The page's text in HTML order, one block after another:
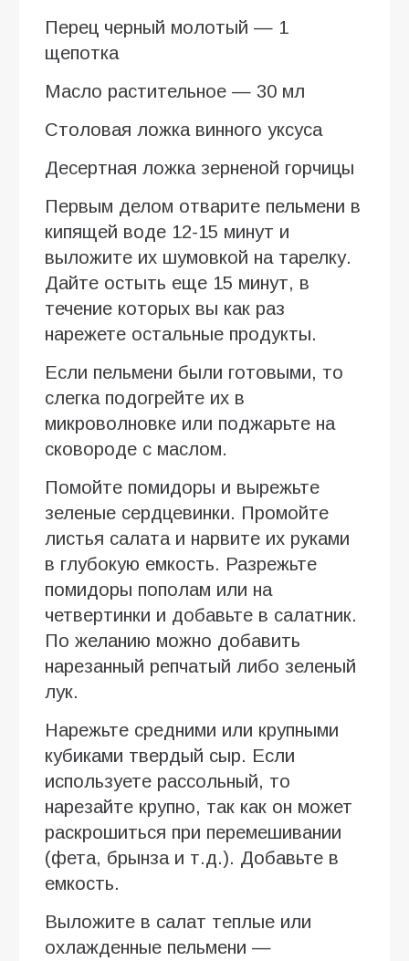
Перец черный молотый — 1
щепотка
Масло растительное — 30 мл
Столовая ложка винного уксуса
Десертная ложка зерненой горчицы
Первым делом отварите пельмени в
кипящей воде 12-15 минут и
выложите их шумовкой на тарелку.
Дайте остыть еще 15 минут, в
течение которых вы как раз
нарежете остальные продукты.
Если пельмени были готовыми, то
слегка подогрейте их в
микроволновке или поджарьте на
сковороде с маслом.
Помойте помидоры и вырежьте
зеленые сердцевинки. Промойте
листья салата и нарвите их руками
в глубокую емкость. Разрежьте
помидоры пополам или на
четвертинки и добавьте в салатник.
По желанию можно добавить
нарезанный репчатый либо зеленый
лук.
Нарежьте средними или крупными
кубиками твердый сыр. Если
используете рассольный, то
нарезайте крупно, так как он может
раскрошиться при перемешивании
(фета, брынза и т.д.). Добавьте в
емкость.
Выложите в салат теплые или
охлажденные пельмени —